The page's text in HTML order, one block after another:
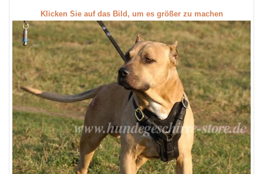
Klicken Sie auf das Bild, um es größer zu machen